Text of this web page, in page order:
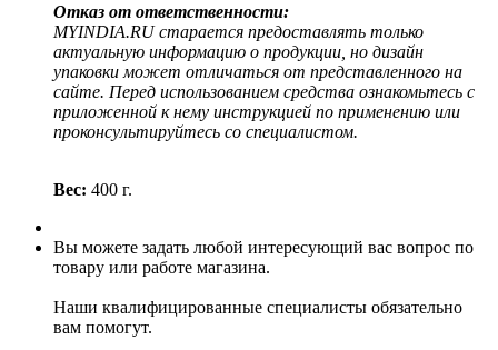
Отказ от ответственности:
MYINDIA.RU старается предоставлять только
актуальную информацию о продукции, но дизайн
упаковки может отличаться от представленного на
сайте. Перед использованием средства ознакомьтесь с
приложенной к нему инструкцией по применению или
проконсультируйтесь со специалистом.
Вес: 400 г.
Вы можете задать любой интересующий вас вопрос по
товару или работе магазина.
Наши квалифицированные специалисты обязательно
вам помогут.